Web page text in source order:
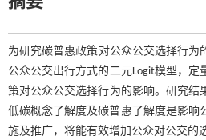
为研究碳普惠政策对公众公交选择行为
公众公交出行方式的二元Logit模型，
策对公众公交选择行为的影响。研究结
低碳概念了解度及碳普惠了解度是影响
施及推广，将能有效增加公众对公交的